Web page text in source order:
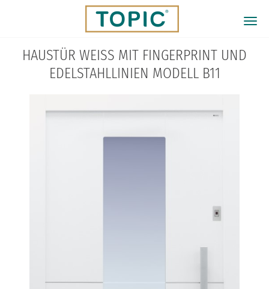
HAUSTÜR WEISS MIT FINGERPRINT UND E
DELSTAHLLINIEN MODELL B11